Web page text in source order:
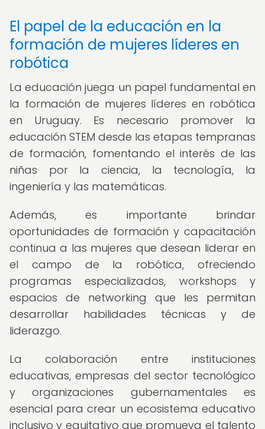
El papel de la educación en la
formación de mujeres líderes en
robótica
La educación juega un papel fundamental en
la formación de mujeres líderes en robótica
en Uruguay. Es necesario promover la
educación STEM desde las etapas tempranas
de formación, fomentando el interés de las
niñas por la ciencia, la tecnología, la
ingeniería y las matemáticas.
Además, es importante brindar
oportunidades de formación y capacitación
continua a las mujeres que desean liderar en
el campo de la robótica, ofreciendo
programas especializados, workshops y
espacios de networking que les permitan
desarrollar habilidades técnicas y de
liderazgo.
La colaboración entre instituciones
educativas, empresas del sector tecnológico
y organizaciones gubernamentales es
esencial para crear un ecosistema educativo
inclusivo y equitativo que promueva el talento